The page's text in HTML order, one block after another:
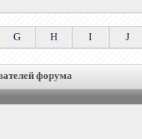
G H I J
форума